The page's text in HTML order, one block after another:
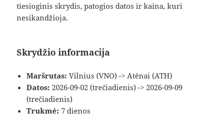
tiesioginis skrydis, patogios datos ir kaina, kuri
nesikandžioja.
Skrydžio informacija
Maršrutas: Vilnius (VNO) -> Atėnai (ATH)
Datos: 2026-09-02 (trečiadienis) -> 2026-09-09
(trečiadienis)
Trukmė: 7 dienos